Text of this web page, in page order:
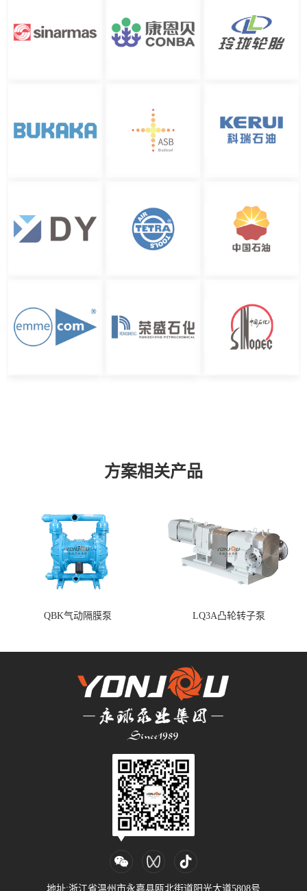
方案相关产品
QBK气动隔膜泵 LQ3A凸轮转子泵
地址:浙江省温州市永嘉县瓯北街道阳光大道5808号